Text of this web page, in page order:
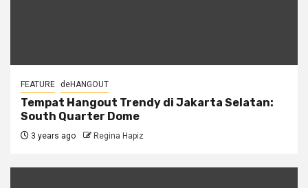
FEATURE deHANGOUT
Tempat Hangout Trendy di Jakarta Selatan:
South Quarter Dome
3 years ago Regina Hapiz